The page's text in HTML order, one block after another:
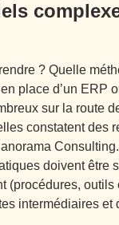
? Quelle
place d’un ERP
sur la route
constatent des
doivent être
(procédures, outils
intermédiaires et